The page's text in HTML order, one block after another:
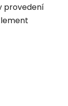
provedení